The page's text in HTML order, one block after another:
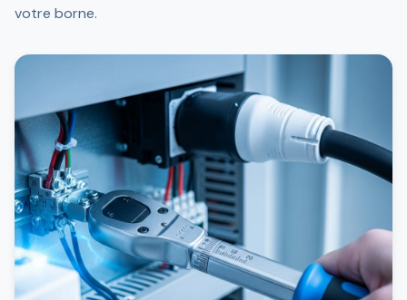
votre borne.